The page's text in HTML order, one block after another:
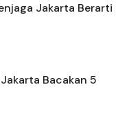
Jakarta Berarti
Bacakan 5